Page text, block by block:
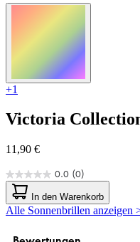
+1
Victoria
11,90 €
0.0 (0)
0.0
von
5
Sternen.
In den Warenkorb
Alle Sonnenbrillen anzeigen